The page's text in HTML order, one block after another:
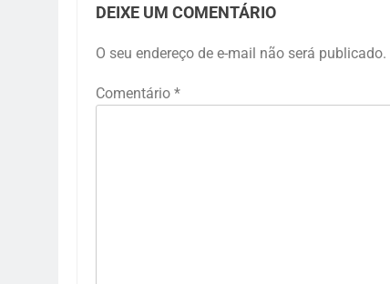
DEIXE UM COMENTÁRIO
O seu endereço de e-mail não será publicado.
Comentário *